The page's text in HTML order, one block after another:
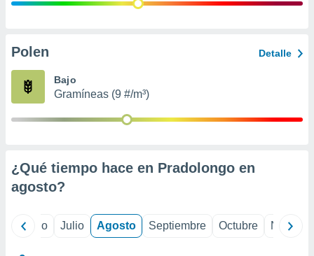
e
publicidad
Polen Detalle
Bajo
Gramíneas (9 #/m³)
¿Qué tiempo hace en Pradolongo en
agosto?
Junio Julio Agosto Septiembre Octubre